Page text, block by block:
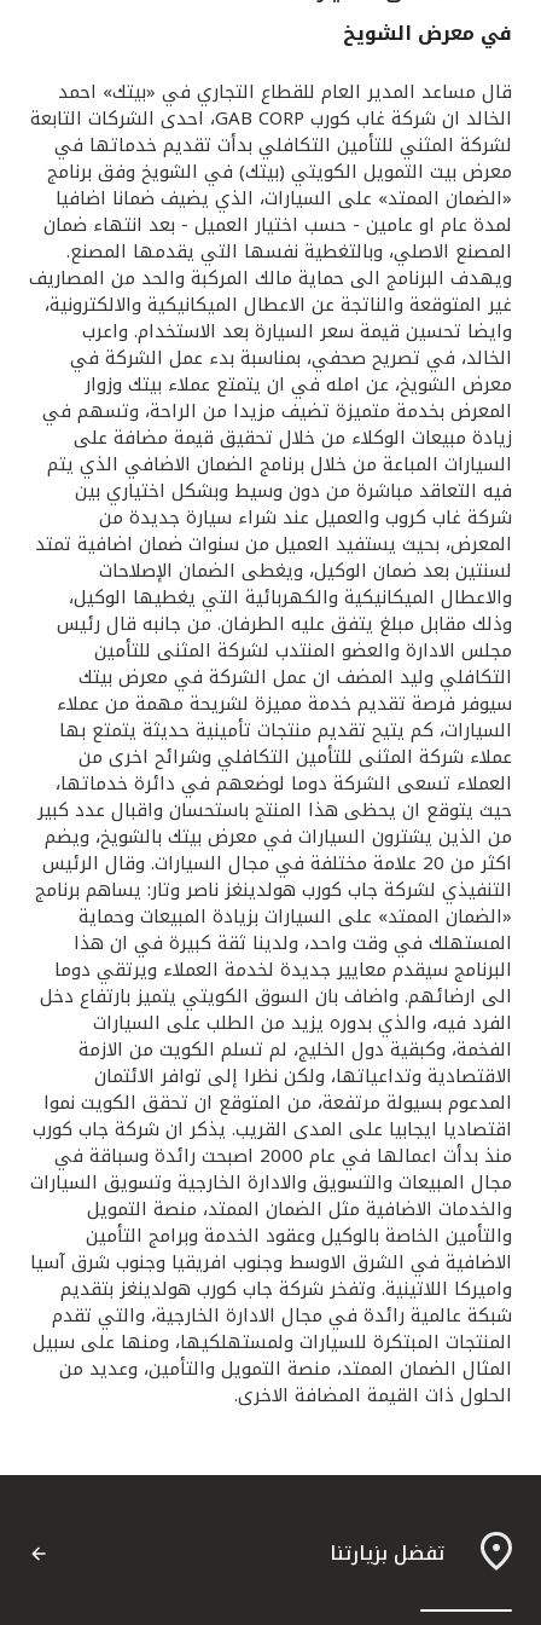
القنوات المصرفية
أدوات وخدمات
خدمات ما بعد البيع
اتصل بنا
مواقع الفروع وأجهزة الصرف الآلي
ألمانيا
ماليزيا
تركيا
مصر
المملكة المتحدة
مملكة البحرين
في معرض الشويخ
قال مساعد المدير العام للقطاع التجاري في «بيتك» احمد
الخالد ان شركة غاب كورب GAB CORP، احدى الشركات التابعة
لشركة المثني للتأمين التكافلي بدأت تقديم خدماتها في
معرض بيت التمويل الكويتي (بيتك) في الشويخ وفق برنامج
«الضمان الممتد» على السيارات، الذي يضيف ضمانا اضافيا
لمدة عام او عامين - حسب اختيار العميل - بعد انتهاء ضمان
المصنع الاصلي، وبالتغطية نفسها التي يقدمها المصنع.
ويهدف البرنامج الى حماية مالك المركبة والحد من المصاريف
غير المتوقعة والناتجة عن الاعطال الميكانيكية والالكترونية،
وايضا تحسين قيمة سعر السيارة بعد الاستخدام. واعرب
الخالد، في تصريح صحفي، بمناسبة بدء عمل الشركة في
معرض الشويخ، عن امله في ان يتمتع عملاء بيتك وزوار
المعرض بخدمة متميزة تضيف مزيدا من الراحة، وتسهم في
زيادة مبيعات الوكلاء من خلال تحقيق قيمة مضافة على
السيارات المباعة من خلال برنامج الضمان الاضافي الذي يتم
فيه التعاقد مباشرة من دون وسيط وبشكل اختياري بين
شركة غاب كروب والعميل عند شراء سيارة جديدة من
المعرض، بحيث يستفيد العميل من سنوات ضمان اضافية تمتد
لسنتين بعد ضمان الوكيل، ويغطى الضمان الإصلاحات
والاعطال الميكانيكية والكهربائية التي يغطيها الوكيل،
وذلك مقابل مبلغ يتفق عليه الطرفان. من جانبه قال رئيس
مجلس الادارة والعضو المنتدب لشركة المثنى للتأمين
التكافلي وليد المضف ان عمل الشركة في معرض بيتك
سيوفر فرصة تقديم خدمة مميزة لشريحة مهمة من عملاء
السيارات، كم يتيح تقديم منتجات تأمينية حديثة يتمتع بها
عملاء شركة المثنى للتأمين التكافلي وشرائح اخرى من
العملاء تسعى الشركة دوما لوضعهم في دائرة خدماتها،
حيث يتوقع ان يحظى هذا المنتج باستحسان واقبال عدد كبير
من الذين يشترون السيارات في معرض بيتك بالشويخ، ويضم
اكثر من 20 علامة مختلفة في مجال السيارات. وقال الرئيس
التنفيذي لشركة جاب كورب هولدينغز ناصر وتار: يساهم برنامج
«الضمان الممتد» على السيارات بزيادة المبيعات وحماية
المستهلك في وقت واحد، ولدينا ثقة كبيرة في ان هذا
البرنامج سيقدم معايير جديدة لخدمة العملاء ويرتقي دوما
الى ارضائهم. واضاف بان السوق الكويتي يتميز بارتفاع دخل
الفرد فيه، والذي بدوره يزيد من الطلب على السيارات
الفخمة، وكبقية دول الخليج، لم تسلم الكويت من الازمة
الاقتصادية وتداعياتها، ولكن نظرا إلى توافر الائتمان
المدعوم بسيولة مرتفعة، من المتوقع ان تحقق الكويت نموا
اقتصاديا ايجابيا على المدى القريب. يذكر ان شركة جاب كورب
منذ بدأت اعمالها في عام 2000 اصبحت رائدة وسباقة في
مجال المبيعات والتسويق والادارة الخارجية وتسويق السيارات
والخدمات الاضافية مثل الضمان الممتد، منصة التمويل
والتأمين الخاصة بالوكيل وعقود الخدمة وبرامج التأمين
الاضافية في الشرق الاوسط وجنوب افريقيا وجنوب شرق آسيا
واميركا اللاتينية. وتفخر شركة جاب كورب هولدينغز بتقديم
شبكة عالمية رائدة في مجال الادارة الخارجية، والتي تقدم
المنتجات المبتكرة للسيارات ولمستهلكيها، ومنها على سبيل
المثال الضمان الممتد، منصة التمويل والتأمين، وعديد من
الحلول ذات القيمة المضافة الاخرى.
تفضل بزيارتنا